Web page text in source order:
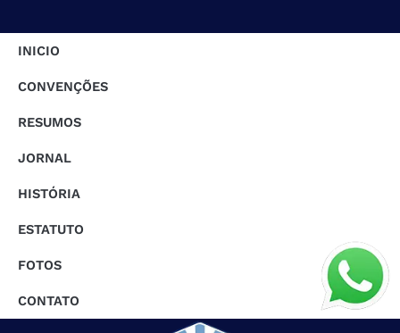
INICIO
CONVENÇÕES
RESUMOS
JORNAL
HISTÓRIA
ESTATUTO
FOTOS
CONTATO